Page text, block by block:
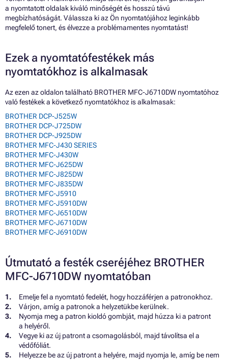
a nyomtatott oldalak kiváló minőségét és hosszú távú
megbízhatóságát. Válassza ki az Ön nyomtatójához leginkább
megfelelő tonert, és élvezze a problémamentes nyomtatást!
Ezek a nyomtatófestékek más
nyomtatókhoz is alkalmasak
Az ezen az oldalon található BROTHER MFC-J6710DW nyomtatóhoz
való festékek a következő nyomtatókhoz is alkalmasak:
BROTHER DCP-J525W
BROTHER DCP-J725DW
BROTHER DCP-J925DW
BROTHER MFC-J430 SERIES
BROTHER MFC-J430W
BROTHER MFC-J625DW
BROTHER MFC-J825DW
BROTHER MFC-J835DW
BROTHER MFC-J5910
BROTHER MFC-J5910DW
BROTHER MFC-J6510DW
BROTHER MFC-J6710DW
BROTHER MFC-J6910DW
Útmutató a festék cseréjéhez BROTHER
MFC-J6710DW nyomtatóban
Emelje fel a nyomtató fedelét, hogy hozzáférjen a patronokhoz.
Várjon, amíg a patronok a helyzetükbe kerülnek.
Nyomja meg a patron kioldó gombját, majd húzza ki a patront
a helyéről.
Vegye ki az új patront a csomagolásból, majd távolítsa el a
védőfóliát.
Helyezze be az új patront a helyére, majd nyomja le, amíg be nem